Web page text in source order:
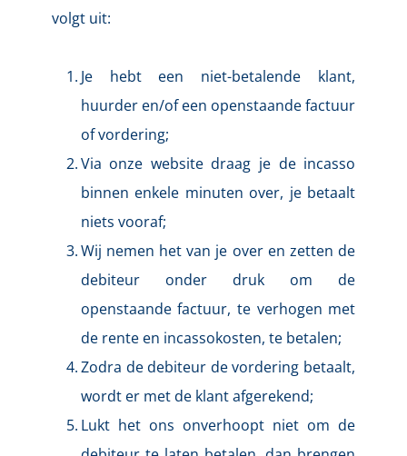
volgt uit:
Je hebt een niet-betalende klant,
huurder en/of een openstaande factuur
of vordering;
Via onze website draag je de incasso
binnen enkele minuten over, je betaalt
niets vooraf;
Wij nemen het van je over en zetten de
debiteur onder druk om de
openstaande factuur, te verhogen met
de rente en incassokosten, te betalen;
Zodra de debiteur de vordering betaalt,
wordt er met de klant afgerekend;
Lukt het ons onverhoopt niet om de